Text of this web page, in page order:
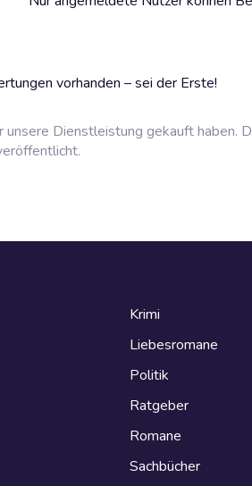
vorhanden – sei der Erste!
Dienstleistung gekauft haben.
Krimi
Liebesromane
Politik
Ratgeber
Romane
Sachbücher